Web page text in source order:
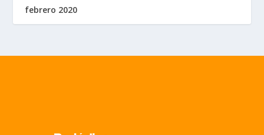
febrero 2020